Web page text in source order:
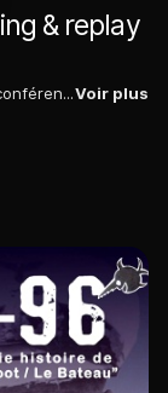
& replay
La montée des marches, les masterclass, les conférences de presse, les photocalls, ainsi que les événements officiels : gros plan sur l'actualité du Festival de Cannes.Voir plus